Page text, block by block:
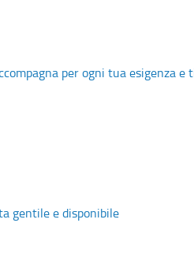
per ogni tua esigenza
gentile e disponibile